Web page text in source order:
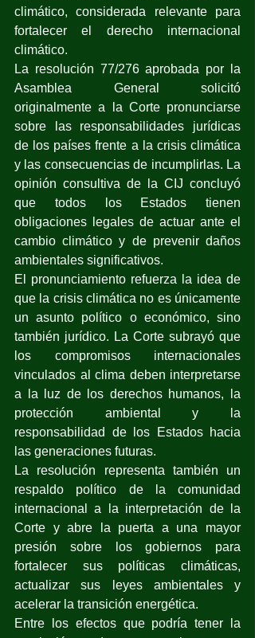
climático, considerada relevante para
fortalecer el derecho internacional
climático.
La resolución 77/276 aprobada por la
Asamblea General solicitó
originalmente a la Corte pronunciarse
sobre las responsabilidades jurídicas
de los países frente a la crisis climática
y las consecuencias de incumplirlas. La
opinión consultiva de la CIJ concluyó
que todos los Estados tienen
obligaciones legales de actuar ante el
cambio climático y de prevenir daños
ambientales significativos.
El pronunciamiento refuerza la idea de
que la crisis climática no es únicamente
un asunto político o económico, sino
también jurídico. La Corte subrayó que
los compromisos internacionales
vinculados al clima deben interpretarse
a la luz de los derechos humanos, la
protección ambiental y la
responsabilidad de los Estados hacia
las generaciones futuras.
La resolución representa también un
respaldo político de la comunidad
internacional a la interpretación de la
Corte y abre la puerta a una mayor
presión sobre los gobiernos para
fortalecer sus políticas climáticas,
actualizar sus leyes ambientales y
acelerar la transición energética.
Entre los efectos que podría tener la